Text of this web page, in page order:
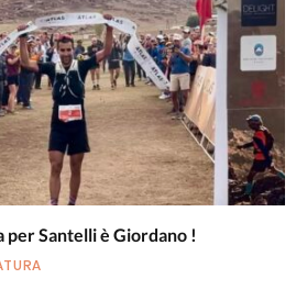
Santelli è Giordano !